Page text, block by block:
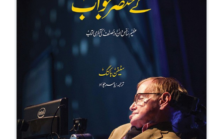
UPCOMINGS
CONTACT
US